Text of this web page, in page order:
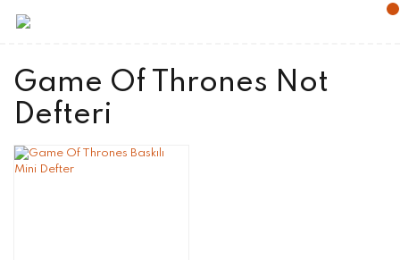
Game Of Thrones Not
Defteri